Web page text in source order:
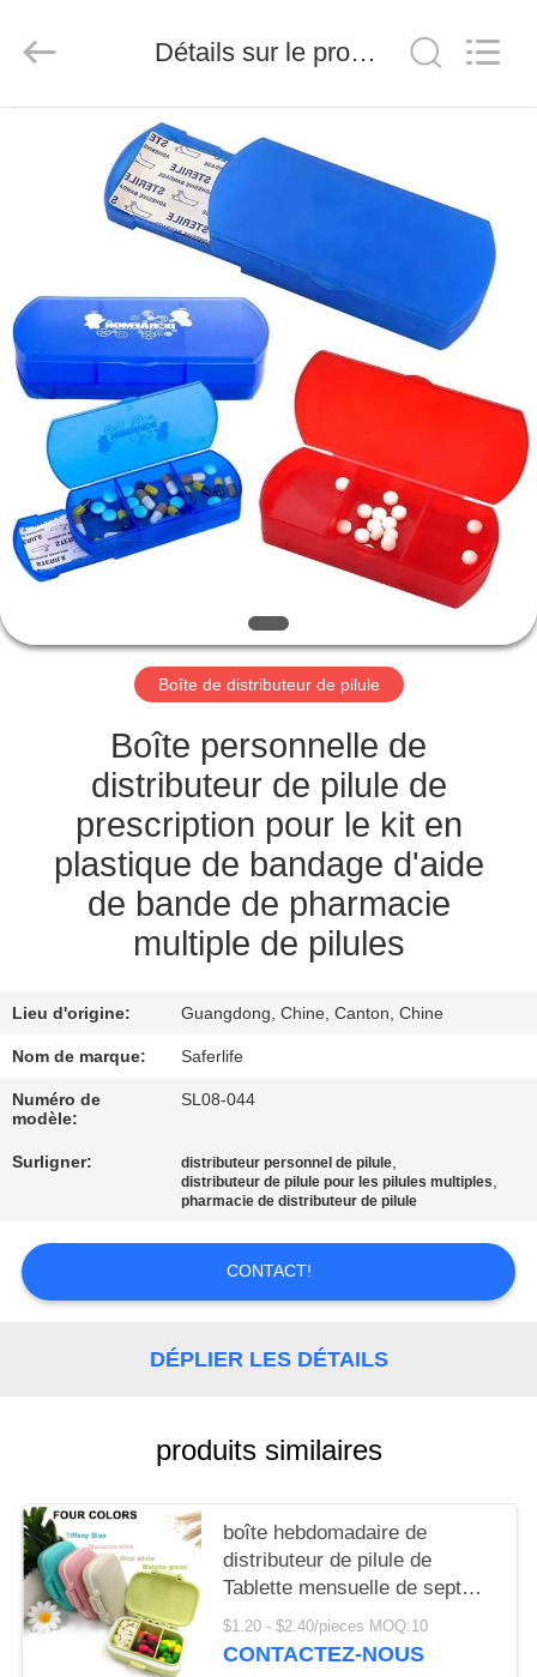
MAISON
À
PROPOS
DE
NOUS
VISITE
DE
L'USINE
CONTRÔLE
QUALITÉ
NOUS
CONTACTER
NOUVELLES
LES
AFFAIRES
DEMANDEZ
UN DEVIS
POLITIQUE
DE
CONFIDENTIALITÉ
Products
Rights
Détails sur le produit
Boîte de distributeur de pilule
Boîte personnelle de
distributeur de pilule de
prescription pour le kit en
plastique de bandage d'aide
de bande de pharmacie
multiple de pilules
Lieu d'origine: Guangdong, Chine, Canton, Chine
Nom de marque: Saferlife
Numéro de
modèle:
SL08-044
Surligner: distributeur personnel de pilule,
distributeur de pilule pour les pilules multiples,
pharmacie de distributeur de pilule
CONTACT!
DÉPLIER LES DÉTAILS
produits similaires
boîte hebdomadaire de
distributeur de pilule de
Tablette mensuelle de sept
jours de voyage pour les 4
affaires pluses âgé 3 de PC
$1.20 - $2.40/pieces MOQ:10
CONTACTEZ-NOUS